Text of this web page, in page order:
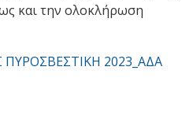
και την ολοκλήρωση
2023_ΑΔΑ